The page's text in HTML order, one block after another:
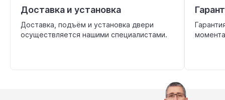
Доставка и установка
Доставка, подъём и установка двери
осуществляется нашими специалистами.